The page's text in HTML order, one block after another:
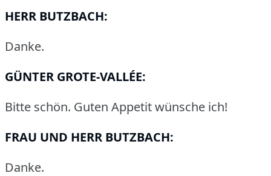
HERR BUTZBACH:
Danke.
GÜNTER GROTE-VALLÉE:
Bitte schön. Guten Appetit wünsche ich!
FRAU UND HERR BUTZBACH:
Danke.